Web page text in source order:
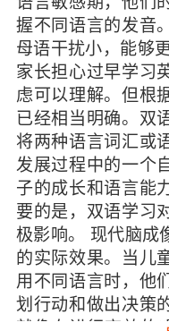
握不同语言的发音
母语干扰小，能够
家长担心过早学习
虑可以理解。但根
已经相当明确。双
将两种语言词汇或
发展过程中的一个
子的成长和语言能
要的是，双语学习
极影响。 现代脑成
的实际效果。当儿
用不同语言时，他
划行动和做出决策